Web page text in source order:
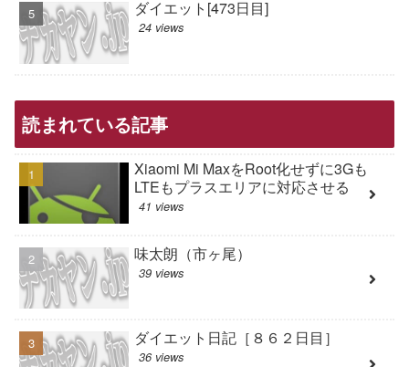
ダイエット[473日目]
24 views
読まれている記事
Xiaomi Mi MaxをRoot化せずに3Gも
LTEもプラスエリアに対応させる
41 views
味太朗（市ヶ尾）
39 views
ダイエット日記［８６２日目］
36 views